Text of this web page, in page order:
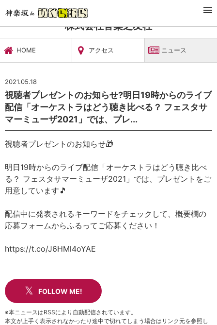
文化施設・ギャラリー
株式会社音楽之友社
HOME アクセス ニュース
2021.05.18
視聴者プレゼントのお知らせ?明日19時からのライブ
配信「オーケストラはどう聴き比べる？ フェスタサ
マーミューザ2021」では、プレ...
視聴者プレゼントのお知らせ🎁
明日19時からのライブ配信「オーケストラはどう聴き比べ
る？ フェスタサマーミューザ2021」では、プレゼントをご
用意しています🎵
配信中に発表されるキーワードをチェックして、概要欄の
応募フォームからふるってご応募ください！
https://t.co/J6HMl4oYAE
FOLLOW ME!
※本ニュースはRSSにより自動配信されています。
本文が上手く表示されなかったり途中で切れてしまう場合はリンク元を参照し